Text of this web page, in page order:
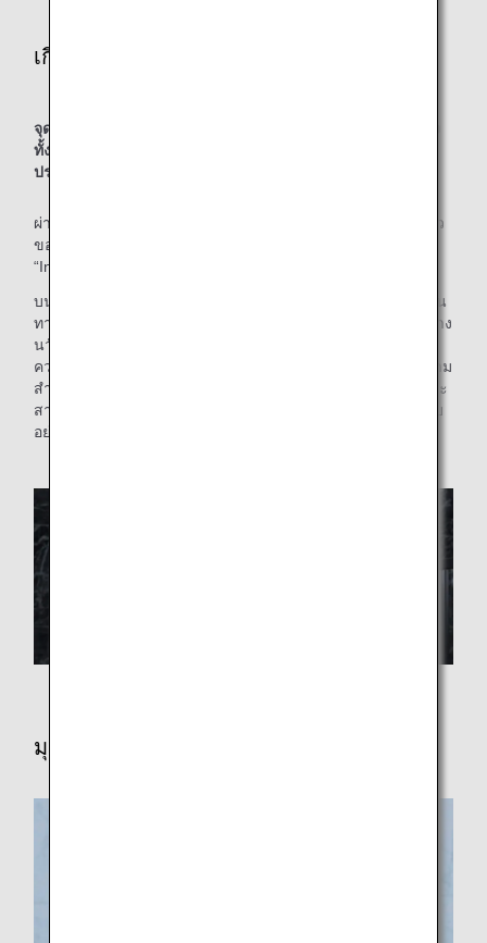
เกี่ยวกับ Inspiration of JAPAN
จุดกำเนิดของแบรนด์ “Inspiration of Japan” มาจากมุมมอง
ทั้ง 3 ด้านของการสร้างประสบการณ์ให้กับลูกค้า ซึ่งได้แก่ จุด
ประกาย ความใส่ใจ และคุณภาพระดับญี่ปุ่น
ผ่านประสบการณ์ลูกค้าทั้ง 3 ด้าน ความเป็นเอกลักษณ์เฉพาะตัว
ของ ANA คือสิ่งที่เราต้องการให้ลูกค้าสัมผัสได้ นี่คือแบรนด์
“Inspiration of JAPAN” ที่เราผลักดัน
บนพื้นฐานของความปลอดภัย ANA ส่งมอบประสบการณ์การเดิน
ทางที่น่าตื่นเต้นและเพลิดเพลินให้แก่ลูกค้าด้วยความสามารถทาง
นวัตกรรมและเทคโนโลยีของประเทศญี่ปุ่น ความสุภาพและ
ความพิถีพิถันใส่ใจ และการให้การต้อนรับที่อบอุ่นที่ ANA ให้ความ
สำคัญเสมอมา ประสบการณ์ที่ไม่เหมือนใครนี้ของ ANA ในฐานะ
สายการบินของญี่ปุ่น เป็นแบรนด์ที่เราจะมุ่งมั่นให้บริการส่งมอบ
อย่างต่อเนื่อง
มุมมองต่อประสบการณ์ทั้ง 3 ด้านของ ANA